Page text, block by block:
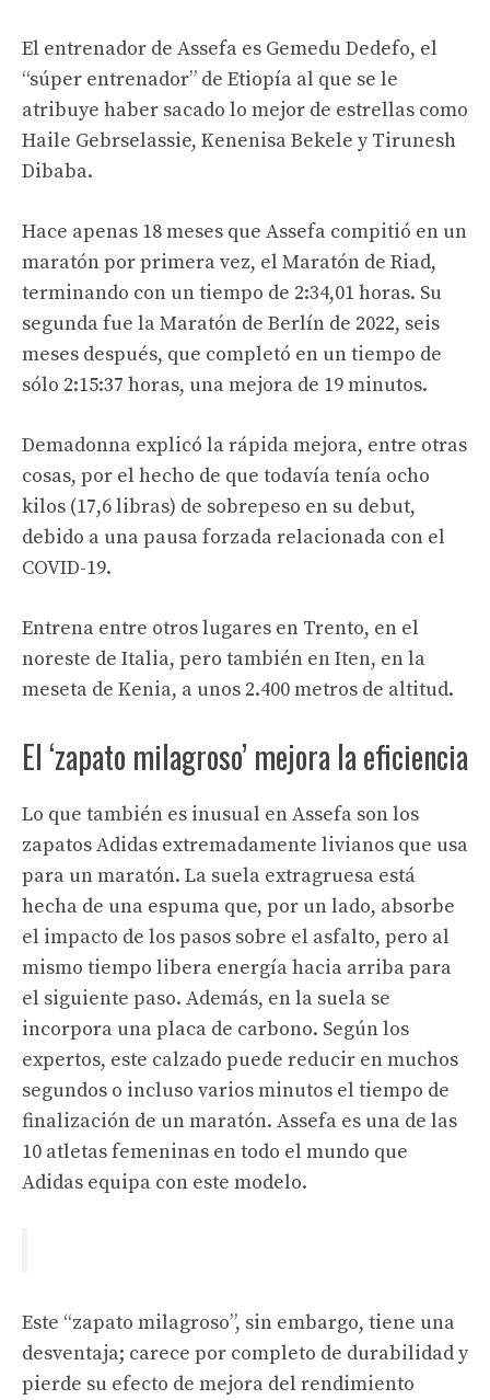
El entrenador de Assefa es Gemedu Dedefo, el
“súper entrenador” de Etiopía al que se le
atribuye haber sacado lo mejor de estrellas como
Haile Gebrselassie, Kenenisa Bekele y Tirunesh
Dibaba.
Hace apenas 18 meses que Assefa compitió en un
maratón por primera vez, el Maratón de Riad,
terminando con un tiempo de 2:34,01 horas. Su
segunda fue la Maratón de Berlín de 2022, seis
meses después, que completó en un tiempo de
sólo 2:15:37 horas, una mejora de 19 minutos.
Demadonna explicó la rápida mejora, entre otras
cosas, por el hecho de que todavía tenía ocho
kilos (17,6 libras) de sobrepeso en su debut,
debido a una pausa forzada relacionada con el
COVID-19.
Entrena entre otros lugares en Trento, en el
noreste de Italia, pero también en Iten, en la
meseta de Kenia, a unos 2.400 metros de altitud.
El ‘zapato milagroso’ mejora la eficiencia
Lo que también es inusual en Assefa son los
zapatos Adidas extremadamente livianos que usa
para un maratón. La suela extragruesa está
hecha de una espuma que, por un lado, absorbe
el impacto de los pasos sobre el asfalto, pero al
mismo tiempo libera energía hacia arriba para
el siguiente paso. Además, en la suela se
incorpora una placa de carbono. Según los
expertos, este calzado puede reducir en muchos
segundos o incluso varios minutos el tiempo de
finalización de un maratón. Assefa es una de las
10 atletas femeninas en todo el mundo que
Adidas equipa con este modelo.
Este “zapato milagroso”, sin embargo, tiene una
desventaja; carece por completo de durabilidad y
pierde su efecto de mejora del rendimiento